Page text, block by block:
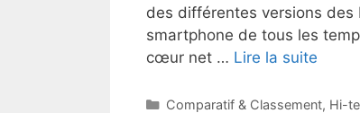
des différentes versions des
smartphone de tous les
cœur net … Lire la suite
Catégories
Comparatif & Classement, Hi-